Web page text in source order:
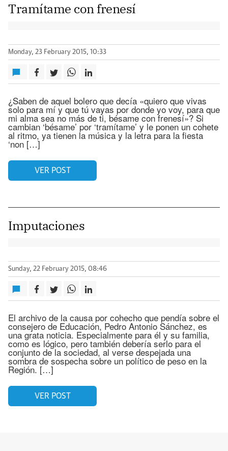
Tramítame con frenesí
Monday, 23 February 2015, 10:33
¿Saben de aquel bolero que decía «quiero que vivas
solo para mí y que tú vayas por donde yo voy, para que
mi alma sea no más de ti, bésame con frenesí»? Si
cambian ‘bésame’ por ‘tramítame’ y le ponen un cohete
al ritmo, ya tienen la música y la letra para la fiesta
‘non […]
VER POST
Imputaciones
Sunday, 22 February 2015, 08:46
El archivo de la causa por cohecho que pendía sobre el
consejero de Educación, Pedro Antonio Sánchez, es
una grata noticia. Especialmente para él y su familia,
como es lógico, pero también debería serlo para el
conjunto de la sociedad, al verse despejada una
sombra de sospecha sobre un político de peso en la
Región. […]
VER POST